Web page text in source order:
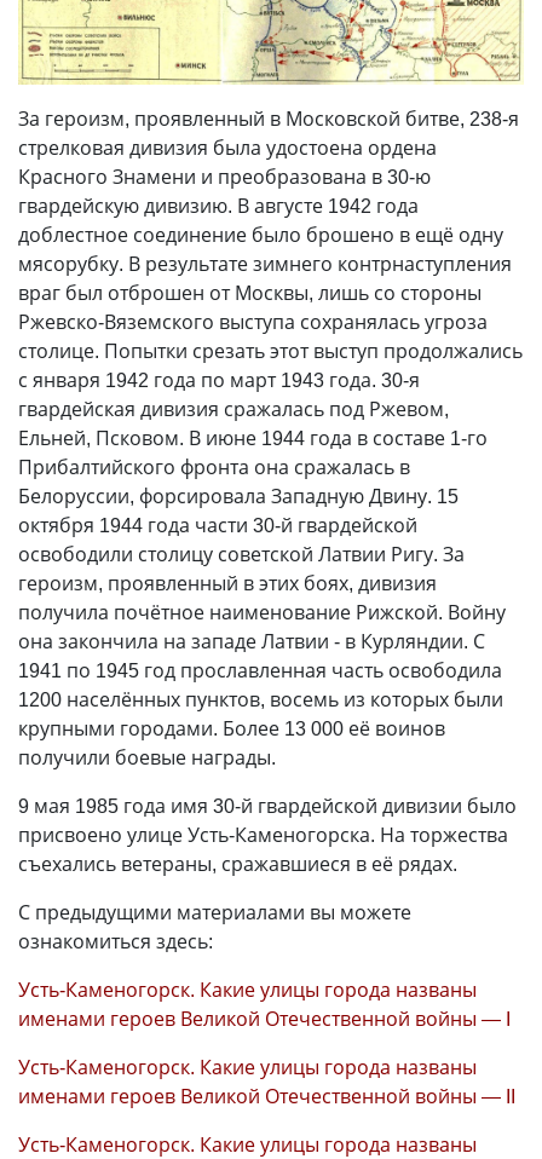
За героизм, проявленный в Московской битве, 238-я
стрелковая дивизия была удостоена ордена
Красного Знамени и преобразована в 30-ю
гвардейскую дивизию. В августе 1942 года
доблестное соединение было брошено в ещё одну
мясорубку. В результате зимнего контрнаступления
враг был отброшен от Москвы, лишь со стороны
Ржевско-Вяземского выступа сохранялась угроза
столице. Попытки срезать этот выступ продолжались
с января 1942 года по март 1943 года. 30-я
гвардейская дивизия сражалась под Ржевом,
Ельней, Псковом. В июне 1944 года в составе 1-го
Прибалтийского фронта она сражалась в
Белоруссии, форсировала Западную Двину. 15
октября 1944 года части 30-й гвардейской
освободили столицу советской Латвии Ригу. За
героизм, проявленный в этих боях, дивизия
получила почётное наименование Рижской. Войну
она закончила на западе Латвии - в Курляндии. С
1941 по 1945 год прославленная часть освободила
1200 населённых пунктов, восемь из которых были
крупными городами. Более 13 000 её воинов
получили боевые награды.
9 мая 1985 года имя 30-й гвардейской дивизии было
присвоено улице Усть-Каменогорска. На торжества
съехались ветераны, сражавшиеся в её рядах.
С предыдущими материалами вы можете
ознакомиться здесь:
Усть-Каменогорск. Какие улицы города названы
именами героев Великой Отечественной войны — I
Усть-Каменогорск. Какие улицы города названы
именами героев Великой Отечественной войны — II
Усть-Каменогорск. Какие улицы города названы